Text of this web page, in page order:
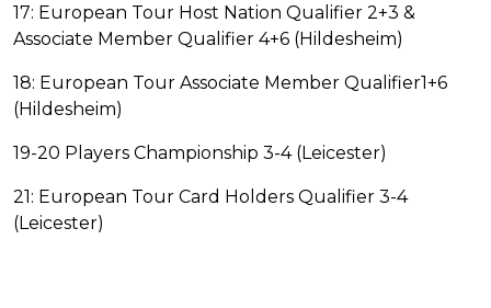
17: European Tour Host Nation Qualifier 2+3 &
Associate Member Qualifier 4+6 (Hildesheim)
18: European Tour Associate Member Qualifier1+6
(Hildesheim)
19-20 Players Championship 3-4 (Leicester)
21: European Tour Card Holders Qualifier 3-4
(Leicester)